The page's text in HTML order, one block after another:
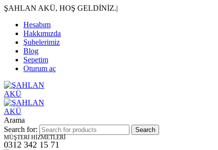
ŞAHLAN AKÜ, HOŞ GELDİNİZ.|
Hesabım
Hakkımızda
Şubelerimiz
Blog
Sepetim
Oturum aç
Arama
Search for:
MÜŞTERİ HİZMETLERİ
0312 342 15 71